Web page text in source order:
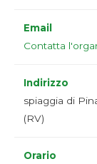
Email
Contatta
Indirizzo
spiaggia di
(RV)
Orario